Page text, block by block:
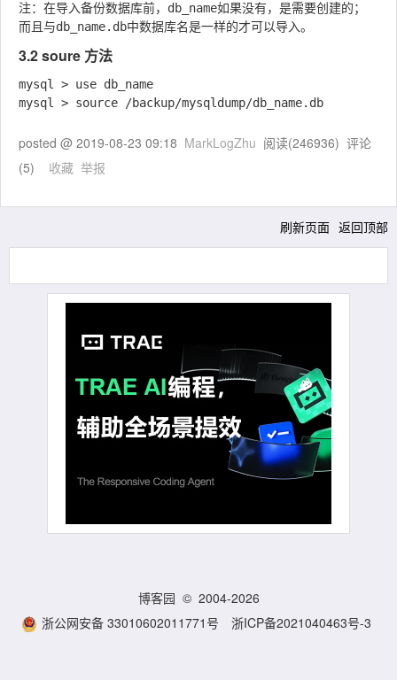
注：在导入备份数据库前，db_name如果没有，是需要创建的；
3.2 soure 方法
mysql > use db_name
posted @ 2019-08-23 09:18 MarkLogZhu 阅读(246936) 评论
(5) 收藏 举报
刷新页面 返回顶部
博客园 © 2004-2026
浙公网安备 33010602011771号
浙ICP备2021040463号-3